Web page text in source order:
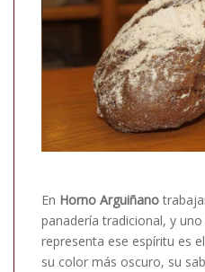
En Horno Arguiñano
panadería tradicional, y
representa ese espíritu es el
su color más oscuro, su